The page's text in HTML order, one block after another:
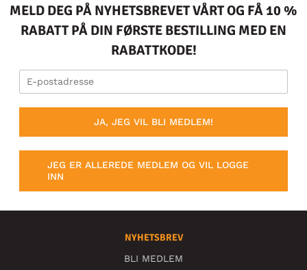
MELD DEG PÅ NYHETSBREVET VÅRT OG FÅ 10 %
RABATT PÅ DIN FØRSTE BESTILLING MED EN
RABATTKODE!
JA, JEG VIL BLI MEDLEM!
JEG ER ALLEREDE MEDLEM OG VIL LOGGE
INN
NYHETSBREV
BLI MEDLEM